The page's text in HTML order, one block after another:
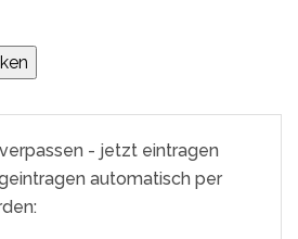
- jetzt eintragen
automatisch per